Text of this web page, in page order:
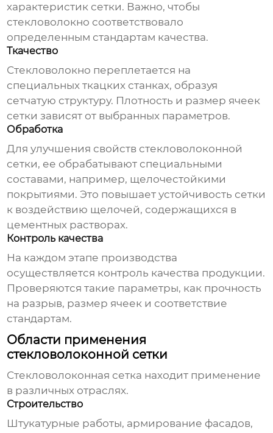
характеристик сетки. Важно, чтобы
стекловолокно соответствовало
определенным стандартам качества.
Ткачество
Стекловолокно переплетается на
специальных ткацких станках, образуя
сетчатую структуру. Плотность и размер ячеек
сетки зависят от выбранных параметров.
Обработка
Для улучшения свойств стекловолоконной
сетки, ее обрабатывают специальными
составами, например, щелочестойкими
покрытиями. Это повышает устойчивость сетки
к воздействию щелочей, содержащихся в
цементных растворах.
Контроль качества
На каждом этапе производства
осуществляется контроль качества продукции.
Проверяются такие параметры, как прочность
на разрыв, размер ячеек и соответствие
стандартам.
Области применения
стекловолоконной сетки
Стекловолоконная сетка находит применение
в различных отраслях.
Строительство
Штукатурные работы, армирование фасадов,